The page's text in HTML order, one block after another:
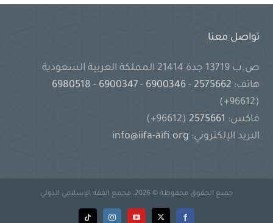
تواصل معنا
ص.ب 13719 جدة 21414 المملكة العربية السعودية
هاتف:
-
6900346
-
6900347
-
(96612+)
فاكس:
(96612+)
البريد الإلكتروني: info@iifa-aifi.org
جميع الحقوق محفوظة © 2026، مجمع الفقه الإسلامي الدولي